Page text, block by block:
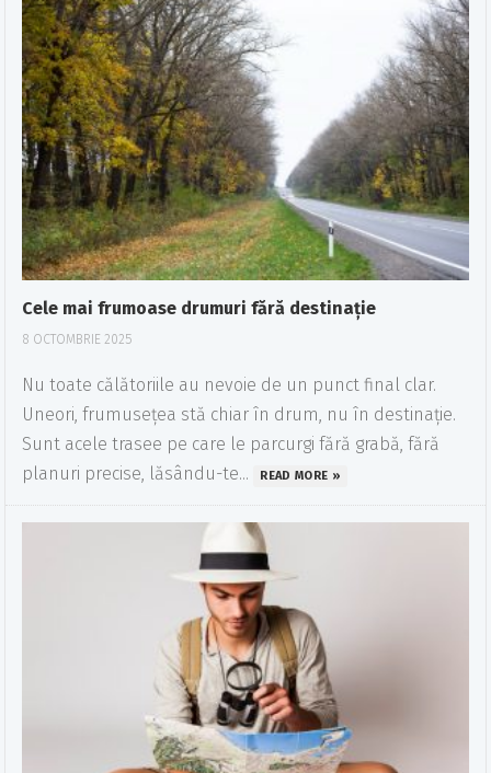
Cele mai frumoase drumuri fără destinație
8 OCTOMBRIE 2025
Nu toate călătoriile au nevoie de un punct final clar.
Uneori, frumusețea stă chiar în drum, nu în destinație.
Sunt acele trasee pe care le parcurgi fără grabă, fără
planuri precise, lăsându-te...
READ MORE »